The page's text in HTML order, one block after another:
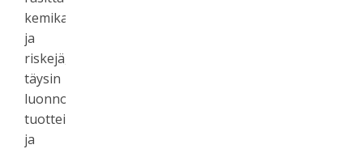
kemikaaleja
ja
riskejä,
täysin
luonnollisilla
tuotteilla
ja